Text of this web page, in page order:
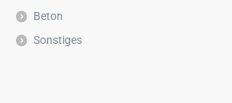
Beton
Sonstiges